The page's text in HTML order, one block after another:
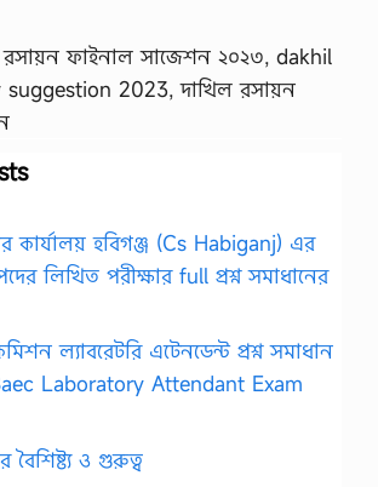
রসায়ন ফাইনাল সাজেশন ২০২৩, dakhil
2023, দাখিল রসায়ন
কার্যালয় হবিগঞ্জ (Cs Habiganj) এর
পদের লিখিত পরীক্ষার full প্রশ্ন সমাধানের
ল্যাবরেটরি এটেনডেন্ট প্রশ্ন সমাধান
Laboratory Attendant Exam
বৈশিষ্ট্য ও গুরুত্ব